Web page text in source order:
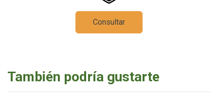
Consultar
También podría gustarte